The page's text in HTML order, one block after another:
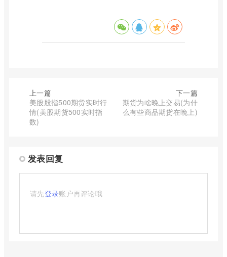
上一篇
美股股指500期货实时行
情(美股期货500实时指
数)
下一篇
期货为啥晚上交易(为什
么有些商品期货在晚上)
发表回复
请先登录账户再评论哦